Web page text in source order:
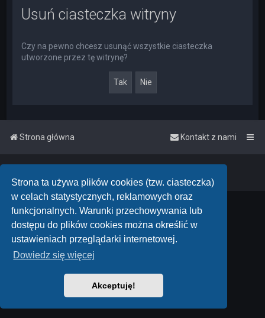
Strona ta używa plików cookies (tzw. ciasteczka)
w celach statystycznych, reklamowych oraz
funkcjonalnych. Warunki przechowywania lub
dostępu do plików cookies można określić w
ustawieniach przeglądarki internetowej.
Dowiedz się więcej
Akceptuję!
Usuń ciasteczka witryny
Czy na pewno chcesz usunąć wszystkie ciasteczka
utworzone przez tę witrynę?
Strona główna Kontakt z nami
Powered byphpBB™• Design byPlanetStyles
Polski pakiet językowy dostarcza phpBB.pl